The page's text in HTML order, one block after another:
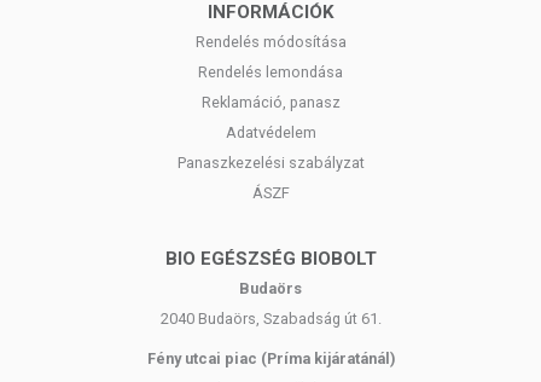
INFORMÁCIÓK
Rendelés módosítása
Rendelés lemondása
Reklamáció, panasz
Adatvédelem
Panaszkezelési szabályzat
ÁSZF
BIO EGÉSZSÉG BIOBOLT
Budaörs
2040 Budaörs, Szabadság út 61.
Fény utcai piac (Príma kijáratánál)